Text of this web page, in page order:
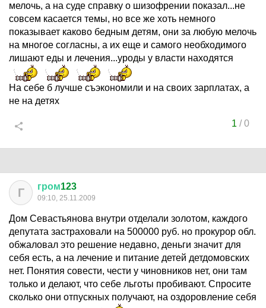
мелочь, а на суде справку о шизофрении показал...не
совсем касается темы, но все же хоть немного
показывает каково бедным детям, они за любую мелочь
на многое согласны, а их еще и самого необходимого
лишают еды и лечения...уроды у власти находятся
На себе б лучше съэкономили и на своих зарплатах, а
не на детях
1 /0
Г гром123
09:10, 25.11.2009
Дом Севастьянова внутри отделали золотом, каждого
депутата застраховали на 500000 руб. но прокурор обл.
обжаловал это решение недавно, деньги значит для
себя есть, а на лечение и питание детей детдомовских
нет. Понятия совести, чести у чиновников нет, они там
только и делают, что себе льготы пробивают. Спросите
сколько они отпускных получают, на оздоровление себя